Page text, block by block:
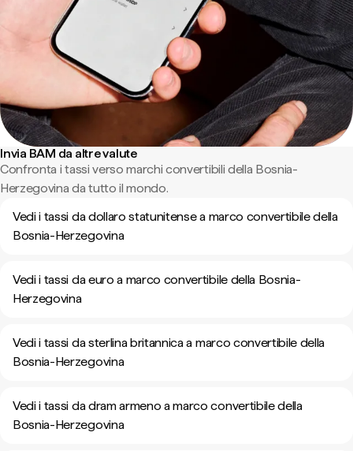
Invia BAM da altre valute
Confronta i tassi verso marchi convertibili della Bosnia-
Herzegovina da tutto il mondo.
Vedi i tassi da dollaro statunitense a marco convertibile della
Bosnia-Herzegovina
Vedi i tassi da euro a marco convertibile della Bosnia-
Herzegovina
Vedi i tassi da sterlina britannica a marco convertibile della
Bosnia-Herzegovina
Vedi i tassi da dram armeno a marco convertibile della
Bosnia-Herzegovina